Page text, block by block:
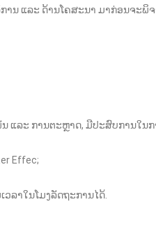
ນ ແລະ ດ້ານໂຄສະນາ ມາກ່ອນຈະພິຈ
ແລະ ການຕະຫຼາດ, ມີປະສົບການໃນ
Effec;
ລາໃນໂມງລັດຖະການໄດ້.